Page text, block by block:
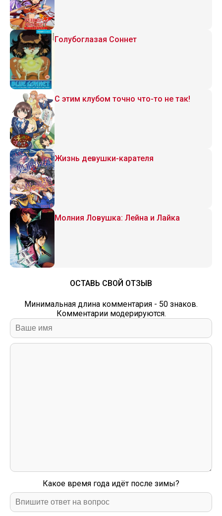
Голубоглазая Соннет
С этим клубом точно что-то не так!
Жизнь девушки-карателя
Молния Ловушка: Лейна и Лайка
ОСТАВЬ СВОЙ ОТЗЫВ
Минимальная длина комментария - 50 знаков.
Комментарии модерируются.
Какое время года идёт после зимы?